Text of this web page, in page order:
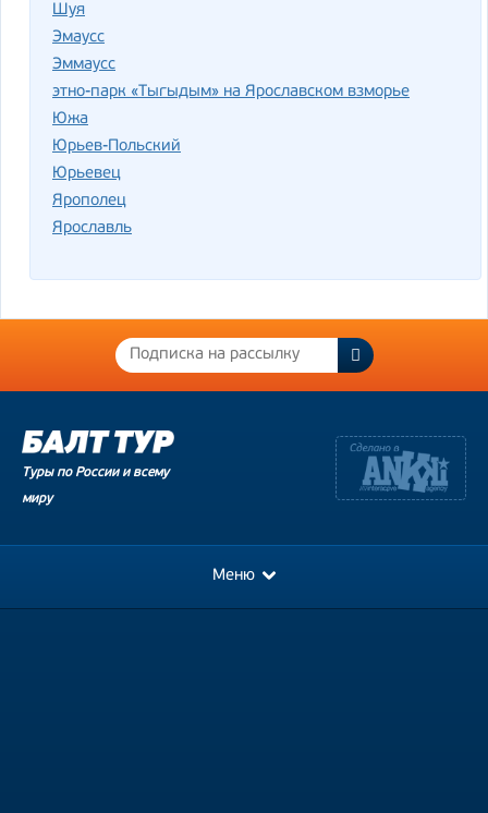
Шуя
Эмаусс
Эммаусс
этно-парк «Тыгыдым» на Ярославском взморье
Южа
Юрьев-Польский
Юрьевец
Ярополец
Ярославль
Туры по России и всему
миру
Меню